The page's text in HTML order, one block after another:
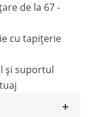
de la 67 -
cu tapițerie
și suportul